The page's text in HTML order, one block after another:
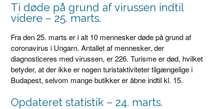
Ti døde på grund af virussen indtil
videre – 25. marts.
Fra den 25. marts er i alt 10 mennesker døde på grund af
coronavirus i Ungarn. Antallet af mennesker, der
diagnosticeres med virussen, er 226. Turisme er død, hvilket
betyder, at der ikke er nogen turistaktiviteter tilgængelige i
Budapest, selvom mange butikker er åbne indtil kl. 15.
Opdateret statistik – 24. marts.